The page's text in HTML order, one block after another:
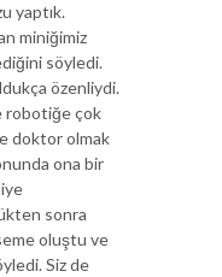
yaptık.
miniğimiz
söyledi.
özenliydi.
robotiğe çok
doktor olmak
ona bir
sonra
oluştu ve
Siz de